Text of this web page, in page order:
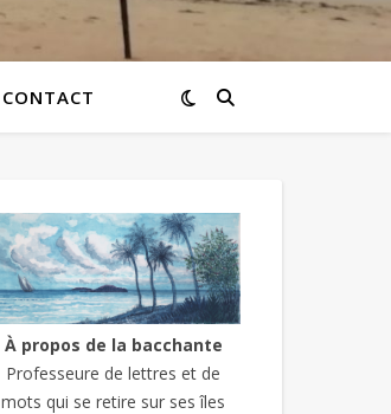
CONTACT
À propos de la bacchante
Professeure de lettres et de
mots qui se retire sur ses îles